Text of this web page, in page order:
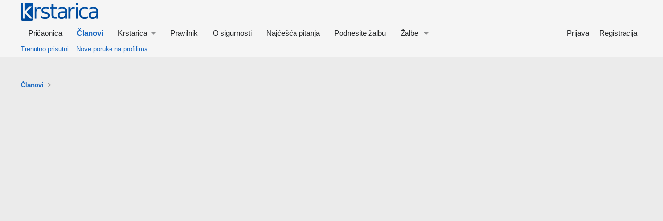
Pričaonica Članovi Krstarica Pravilnik O sigurnosti Najćešća pitanja Podnesite žalbu Žalbe Prijava Registracija
Trenutno prisutni Nove poruke na profilima
Članovi